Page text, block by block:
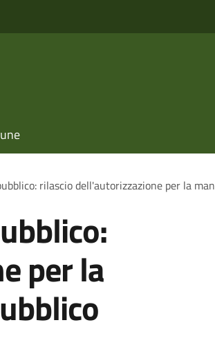
rilascio dell'autorizzazione per la
per la